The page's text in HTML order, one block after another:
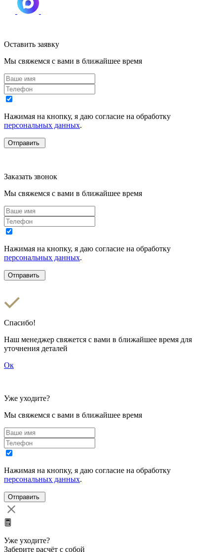
Оставить заявку
Мы свяжемся с вами в ближайшее время
Нажимая на кнопку, я даю согласие на обработку
персональных данных.
Заказать звонок
Мы свяжемся с вами в ближайшее время
Нажимая на кнопку, я даю согласие на обработку
персональных данных.
Спасибо!
Наш менеджер свяжется с вами в ближайшее время для
уточнения деталей
Ок
Уже уходите?
Мы свяжемся с вами в ближайшее время
Нажимая на кнопку, я даю согласие на обработку
персональных данных.
Уже уходите?
Заберите расчёт с собой